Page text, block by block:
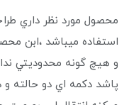
محصول مورد نظر داري
استفاده ميباشد ،ابن
پاشد دكمه اي دو حالته